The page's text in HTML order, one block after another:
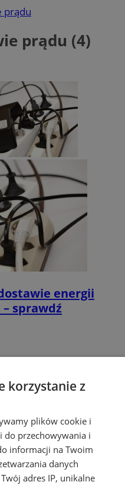
prądu
prądu (4)
energii
sprawdź
korzystanie z
plików cookie i
do przechowywania i
informacji na Twoim
danych
adres IP, unikalne